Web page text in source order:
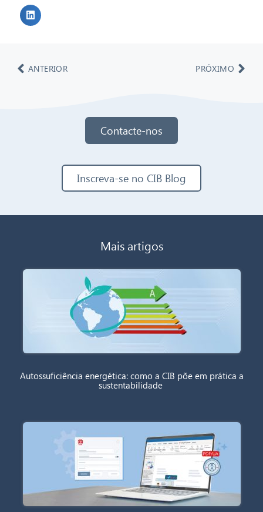
ANTERIOR PRÓXIMO
Contacte-nos
Inscreva-se no CIB Blog
Mais artigos
Autossuficiência energética: como a CIB põe em prática a
sustentabilidade